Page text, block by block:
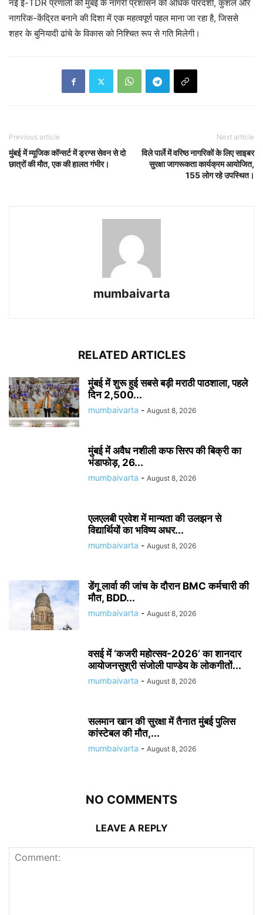
नई ई-TDR प्रणाली को मुंबई के नागरी प्रशासन को अधिक पारदर्शी, कुशल और
नागरिक-केंद्रित बनाने की दिशा में एक महत्वपूर्ण पहल माना जा रहा है, जिससे
शहर के बुनियादी ढांचे के विकास को निश्चित रूप से गति मिलेगी।
Previous article
मुंबई में म्यूजिक कॉन्सर्ट में ड्रग्स सेवन से दो
छात्रों की मौत, एक की हालत गंभीर।
Next article
विले पार्ले में वरिष्ठ नागरिकों के लिए साइबर
सुरक्षा जागरूकता कार्यक्रम आयोजित,
155 लोग रहे उपस्थित।
mumbaivarta
RELATED ARTICLES
मुंबई में शुरू हुई सबसे बड़ी मराठी पाठशाला, पहले
दिन 2,500...
mumbaivarta - August 8, 2026
मुंबई में अवैध नशीली कफ सिरप की बिक्री का
भंडाफोड़, 26...
mumbaivarta - August 8, 2026
एलएलबी प्रवेश में मान्यता की उलझन से
विद्यार्थियों का भविष्य अधर...
mumbaivarta - August 8, 2026
डेंगू लार्वा की जांच के दौरान BMC कर्मचारी की
मौत, BDD...
mumbaivarta - August 8, 2026
वसई में ‘कजरी महोत्सव-2026’ का शानदार
आयोजनसुश्री संजोली पाण्डेय के लोकगीतों...
mumbaivarta - August 8, 2026
सलमान खान की सुरक्षा में तैनात मुंबई पुलिस
कांस्टेबल की मौत,...
mumbaivarta - August 8, 2026
NO COMMENTS
LEAVE A REPLY